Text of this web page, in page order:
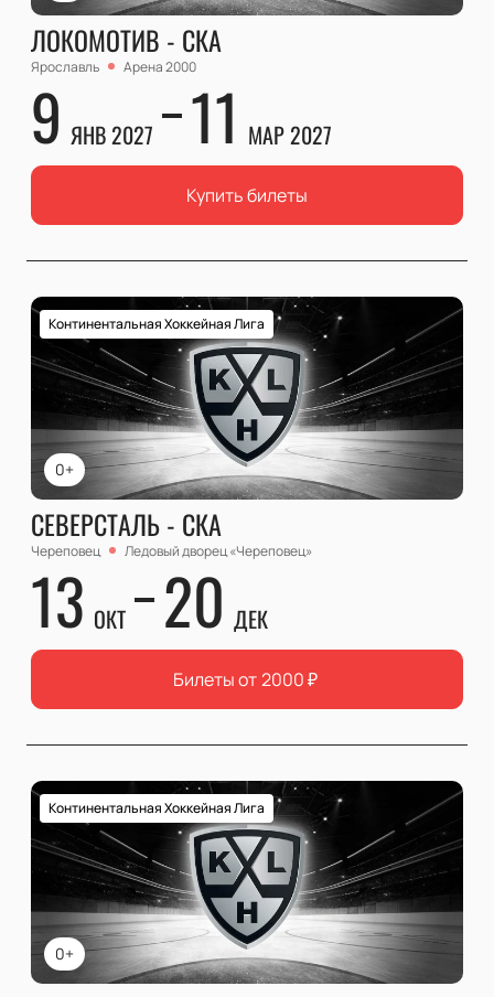
ЛОКОМОТИВ - СКА
Ярославль Арена 2000
9 ЯНВ 2027 11 МАР 2027
Купить билеты
0+
Континентальная Хоккейная Лига
СЕВЕРСТАЛЬ - СКА
Череповец Ледовый дворец «Череповец»
13 ОКТ 20 ДЕК
Билеты от 2000₽
0+
Континентальная Хоккейная Лига